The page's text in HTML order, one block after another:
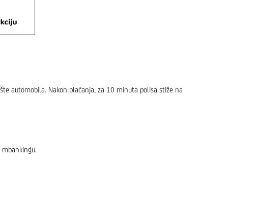
automobila. Nakon plaćanja, za 10 minuta polisa stiže na